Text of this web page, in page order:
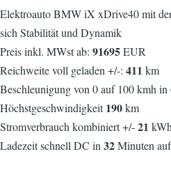
Elektroauto BMW iX xDrive40 mit
sich Stabilität und Dynamik
Preis inkl. MWst ab: 91695EUR
Reichweite voll geladen +/-: 411 km
Beschleunigung von 0 auf 100 kmh in
Höchstgeschwindigkeit190km
Stromverbrauch kombiniert +/-21
Ladezeit schnell DC in 32Minuten